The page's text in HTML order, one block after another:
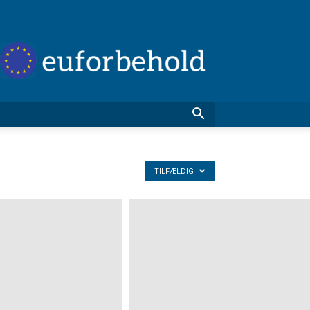
forbehold
TILFÆLDIG